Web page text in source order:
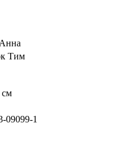
Тим
см
09099-1